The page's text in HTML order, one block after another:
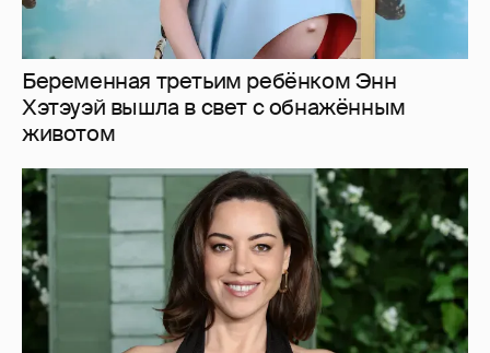
42-летняя звезда "Белого лотоса" Обри
Плаза впервые стала матерью
1